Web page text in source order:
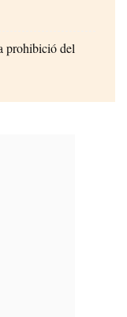
prohibició del